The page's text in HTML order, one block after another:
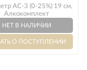
АС-3 (0-25%) 19 см,
Алкокомплект